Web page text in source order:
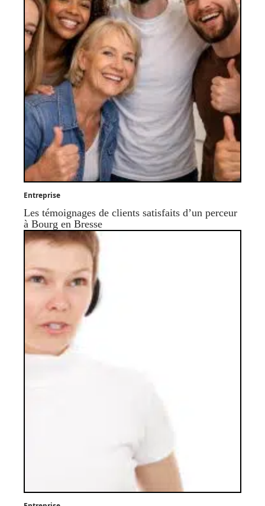
Entreprise
Les témoignages de clients satisfaits d’un perceur
à Bourg en Bresse